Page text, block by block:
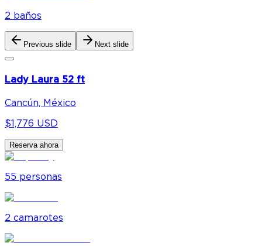
2 baños
Previous slide Next slide
Lady Laura 52 ft
Cancún, México
$1,776 USD
Reserva ahora
55 personas
2 camarotes